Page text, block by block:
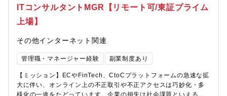
フレックスといった多様な働き方が可能です。全社の平均残業時
間は15時間/月程度です。【事業内容】同社は、食を支える二大業
態のスーパーマーケット（GMS）やコンビニエンスストアが保有
のお買い物を便利にする購買データ活用するツールを提供してい
ます。すでに、「国内店舗数1万店を超える大手コンビニエンスス
トアチェーン」「ライフコーポレーションを始めとする大手スー
パーマーケットチェーン各社」に導入いただいております。
調整・実行します。【組織構成・部署について】30代前半～40代
の少数精鋭組織です私たちは、広告配信プラットフォーム事業の
プ各社・各事業に本サービスを提供しています。この部署では、
導入推進を通じて、各事業のプロダクト価値や在庫価値の向上に
国内有数のデジタル広告エコシステムを構築することが私たちの
ミッションです。【事業について】私たちは、ECを中核としたイ
ITコンサルタントMGR【リモート可/東証プライム
上場】
その他インターネット関連
管理職・マネージャー経験 副業制度あり
【ミッション】ECやFinTech、CtoCプラットフォームの急速な拡
大に伴い、オンライン上の不正取引や不正アクセスは巧妙化・多
様化の一途をたどっています。企業の損失は社会課題といえる規